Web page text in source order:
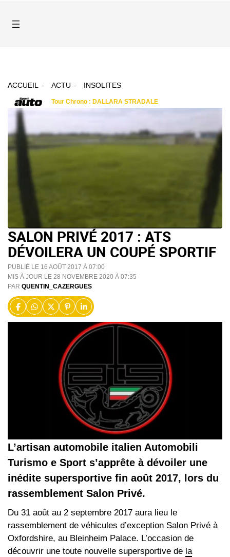
ACCUEIL ACTU INSOLITES
SALON PRIVÉ 2017 : ATS
DÉVOILERA UN COUPÉ SPORTIF
PUBLIÉ LE 16 AOÛT 2017 À 07:00
MIS À JOUR LE 28 NOVEMBRE 2020 À 07:35
PAR QUENTIN_CAZERGUES
L’artisan automobile italien Automobili
Turismo e Sport s’apprête à dévoiler une
inédite supersportive fin août 2017, lors du
rassemblement Salon Privé.
Du 31 août au 2 septembre 2017 aura lieu le
rassemblement de véhicules d’exception Salon Privé à
Oxfordshire, au Bleinheim Palace. L’occasion de
découvrir une toute nouvelle supersportive de la